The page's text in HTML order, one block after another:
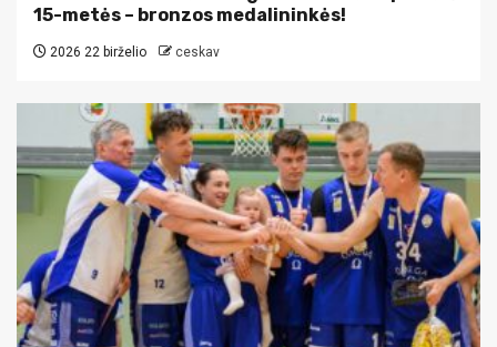
15-metės – bronzos medalininkės!
2026 22 birželio ceskav